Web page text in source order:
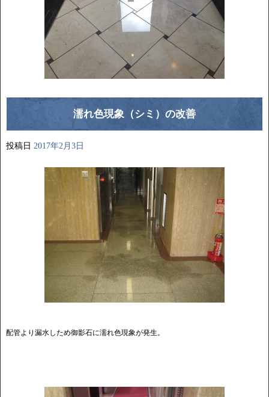
濡れ色現象（シミ）の改善
投稿日 2017年2月3日
配管より漏水しため御影石に濡れ色現象が発生。